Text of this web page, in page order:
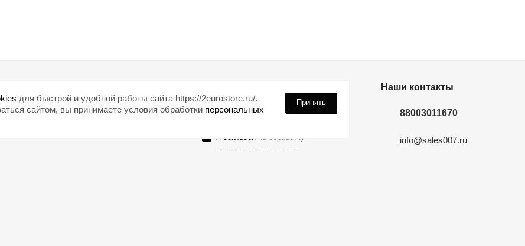
Блог
Я согласенна обработку
персональных данных
Наши контакты
88003011670
info@sales007.ru
для быстрой и удобной работы сайта https://2eurostore.ru/.
сайтом, вы принимаете условия обработки персональных
Принять